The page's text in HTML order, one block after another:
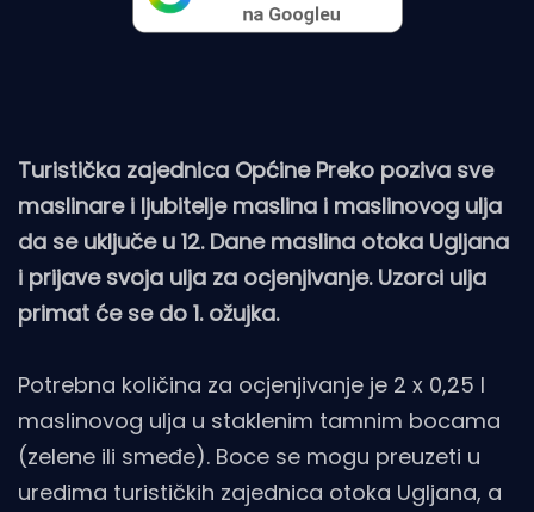
Turistička zajednica Općine Preko poziva sve
maslinare i ljubitelje maslina i maslinovog ulja
da se uključe u 12. Dane maslina otoka Ugljana
i prijave svoja ulja za ocjenjivanje. Uzorci ulja
primat će se do 1. ožujka.
Potrebna količina za ocjenjivanje je 2 x 0,25 l
maslinovog ulja u staklenim tamnim bocama
(zelene ili smeđe). Boce se mogu preuzeti u
uredima turističkih zajednica otoka Ugljana, a